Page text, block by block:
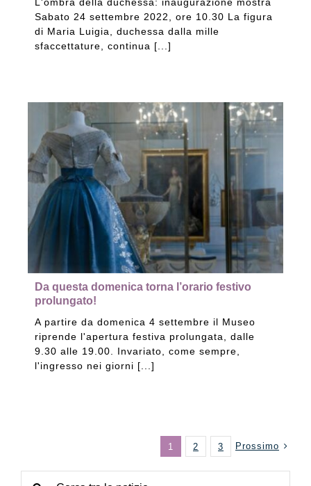
Sabato 24 settembre 2022, ore 10.30 La figura
di Maria Luigia, duchessa dalla mille
sfaccettature, continua [...]
Da questa domenica torna l’orario festivo
prolungato!
A partire da domenica 4 settembre il Museo
riprende l'apertura festiva prolungata, dalle
9.30 alle 19.00. Invariato, come sempre,
l'ingresso nei giorni [...]
1 2 3 Prossimo